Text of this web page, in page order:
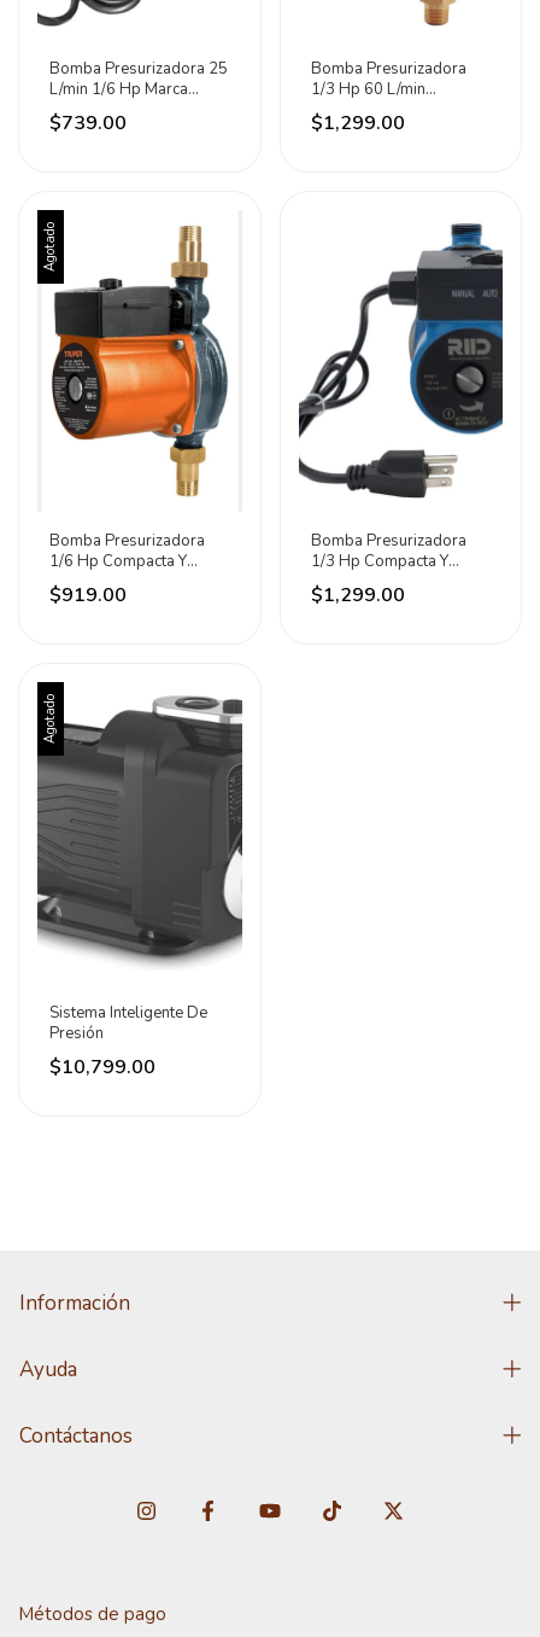
Bomba Presurizadora 25
L/min 1/6 Hp Marca
Santul
$739.00
Bomba Presurizadora
1/3 Hp 60 L/min
120/127v Santul 8354
$1,299.00
Agotado
Bomba Presurizadora
1/6 Hp Compacta Y
Silenciosa 25/lm
$919.00
Bomba Presurizadora
1/3 Hp Compacta Y
Silenciosa Emb Cobre
$1,299.00
Agotado
Sistema Inteligente De
Presión
$10,799.00
Información
Ayuda
Contáctanos
Métodos de pago